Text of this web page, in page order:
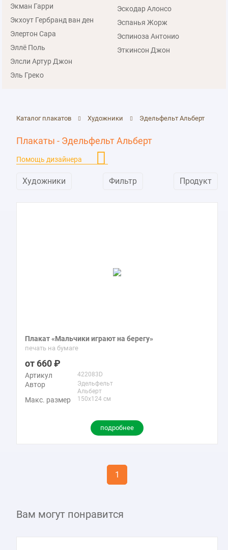
Экман Гарри
Экхоут Гербранд ван ден
Элертон Сара
Эллё Поль
Элсли Артур Джон
Эль Греко
Эскодар Алонсо
Эспанья Жорж
Эспиноза Антонио
Эткинсон Джон
Каталог плакатов Художники Эдельфельт Альберт
Плакаты - Эдельфельт Альберт
Помощь дизайнера
Художники Фильтр Продукт
Плакат «Мальчики играют на берегу»
печать на бумаге
660
Артикул 422083D
Автор
Эдельфельт
Альберт
Макс. размер 150x124 см
подробнее
1
Вам могут понравится